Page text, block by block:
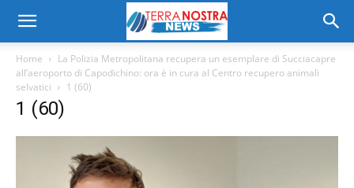
Home
La Polizia Metropolitana recupera un esemplare di Succiacapre
all’aeroporto di Capodichino: ora è in cura al Centro recupero animali
selvatici
1 (60)
1 (60)